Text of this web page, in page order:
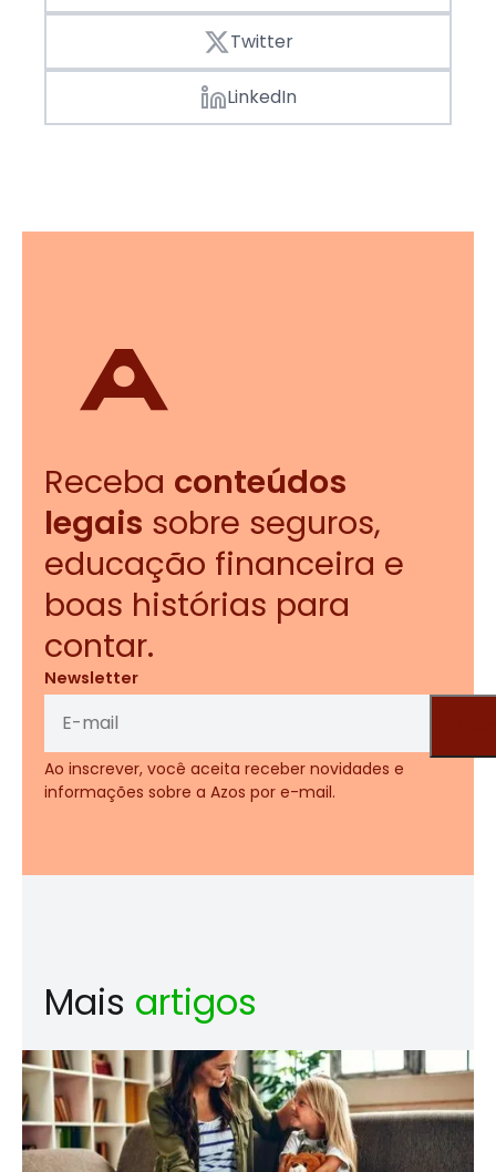
Twitter
LinkedIn
Receba conteúdos
legais sobre seguros,
educação financeira e
boas histórias para
contar.
Newsletter
Ao inscrever, você aceita receber novidades e
informações sobre a Azos por e-mail.
Mais artigos